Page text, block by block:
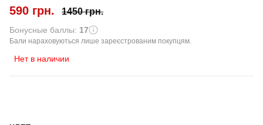
590 грн. 1450 грн.
Бонусные баллы: 17
Бали нараховуються лише зареєстрованим покупцям.
Нет в наличии